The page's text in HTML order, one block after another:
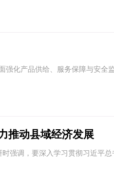
化产品供给、服务保障与安全
推动县域经济发展
调，要深入学习贯彻习近平总